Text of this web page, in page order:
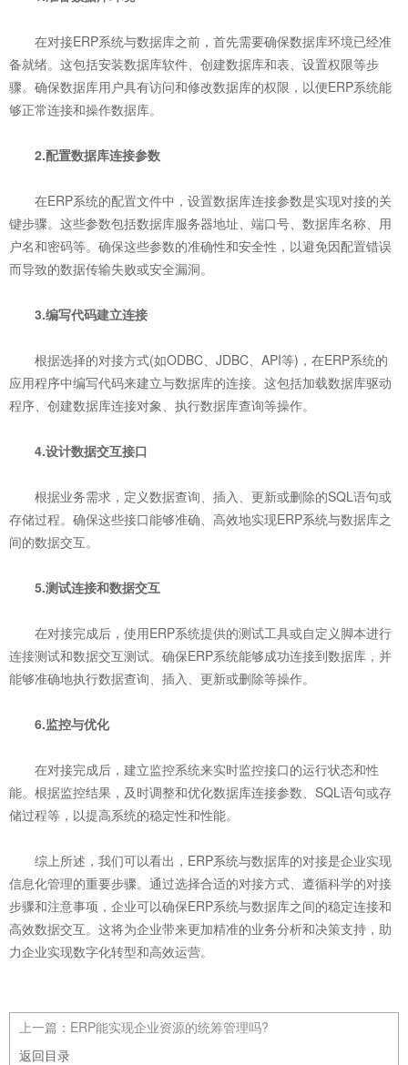
在对接ERP系统与数据库之前，首先需要确保数据库环境已经准
备就绪。这包括安装数据库软件、创建数据库和表、设置权限等步
骤。确保数据库用户具有访问和修改数据库的权限，以便ERP系统能
够正常连接和操作数据库。
2.配置数据库连接参数
在ERP系统的配置文件中，设置数据库连接参数是实现对接的关
键步骤。这些参数包括数据库服务器地址、端口号、数据库名称、用
户名和密码等。确保这些参数的准确性和安全性，以避免因配置错误
而导致的数据传输失败或安全漏洞。
3.编写代码建立连接
根据选择的对接方式(如ODBC、JDBC、API等)，在ERP系统的
应用程序中编写代码来建立与数据库的连接。这包括加载数据库驱动
程序、创建数据库连接对象、执行数据库查询等操作。
4.设计数据交互接口
根据业务需求，定义数据查询、插入、更新或删除的SQL语句或
存储过程。确保这些接口能够准确、高效地实现ERP系统与数据库之
间的数据交互。
5.测试连接和数据交互
在对接完成后，使用ERP系统提供的测试工具或自定义脚本进行
连接测试和数据交互测试。确保ERP系统能够成功连接到数据库，并
能够准确地执行数据查询、插入、更新或删除等操作。
6.监控与优化
在对接完成后，建立监控系统来实时监控接口的运行状态和性
能。根据监控结果，及时调整和优化数据库连接参数、SQL语句或存
储过程等，以提高系统的稳定性和性能。
综上所述，我们可以看出，ERP系统与数据库的对接是企业实现
信息化管理的重要步骤。通过选择合适的对接方式、遵循科学的对接
步骤和注意事项，企业可以确保ERP系统与数据库之间的稳定连接和
高效数据交互。这将为企业带来更加精准的业务分析和决策支持，助
力企业实现数字化转型和高效运营。
上一篇： ERP能实现企业资源的统筹管理吗?
返回目录